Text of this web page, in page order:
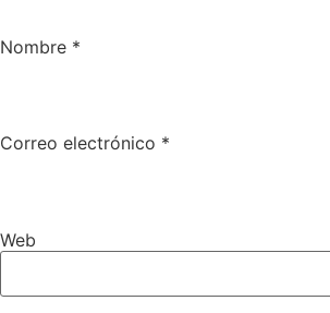
Nombre *
Correo electrónico *
Web